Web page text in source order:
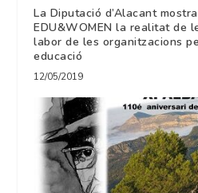
La Diputació d’Alacant
EDU&WOMEN la realitat de
labor de les organitzacions
educació
12/05/2019